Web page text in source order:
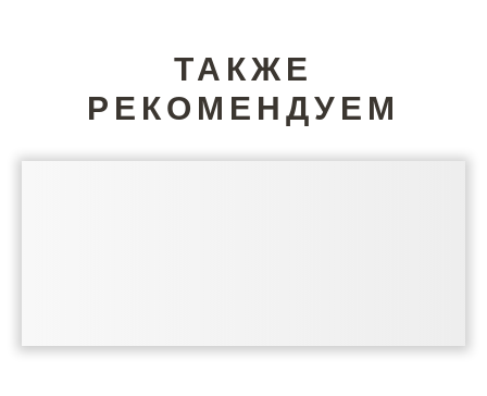
ТАКЖЕ
РЕКОМЕНДУЕМ